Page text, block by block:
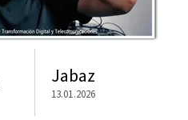
Jabaz
13.01.2026